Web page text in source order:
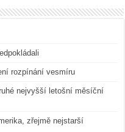
rozpínání vesmíru
nejvyšší letošní měsíční
zřejmě nejstarší